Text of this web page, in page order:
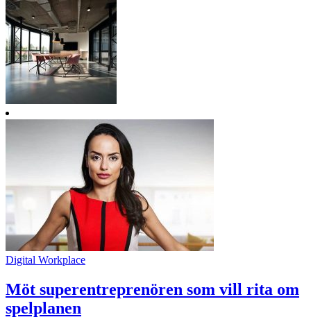
Digital Workplace
Möt superentreprenören som vill rita om
spelplanen